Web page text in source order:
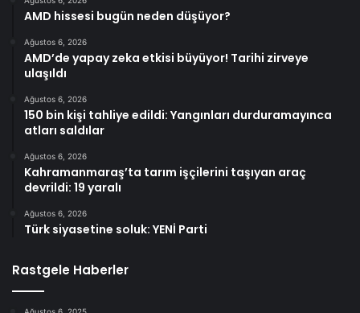
AMD hissesi bugün neden düşüyor?
Ağustos 6, 2026
AMD’de yapay zeka etkisi büyüyor! Tarihi zirveye
ulaşıldı
Ağustos 6, 2026
150 bin kişi tahliye edildi: Yangınları durduramayınca
atları saldılar
Ağustos 6, 2026
Kahramanmaraş’ta tarım işçilerini taşıyan araç
devrildi: 19 yaralı
Ağustos 6, 2026
Türk siyasetine soluk: YENİ Parti
Rastgele Haberler